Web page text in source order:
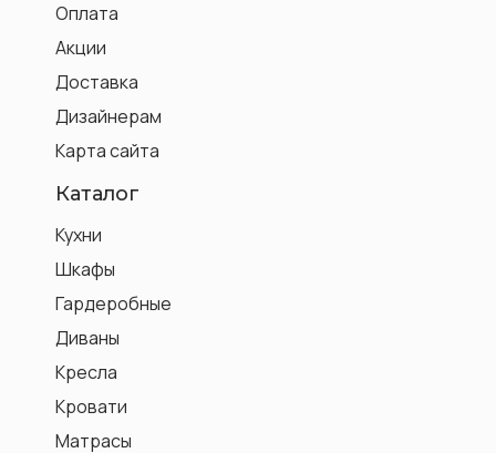
Акции
Оплата
Доставка
Каталог
Карта сайта
Дизайнерам
Кресла
Кровати
Диваны
Шкафы
Гардеробные
Кухни
Матрасы